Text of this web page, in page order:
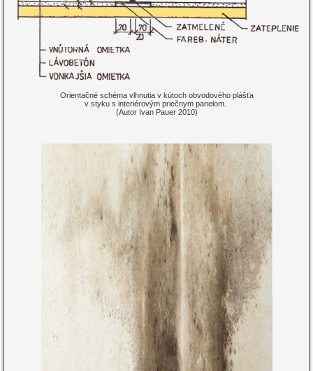
Orientačné schéma vlhnutia v kútoch obvodového plášťa
v styku s interiérovým priečnym panelom.
(Autor Ivan Pauer 2010)